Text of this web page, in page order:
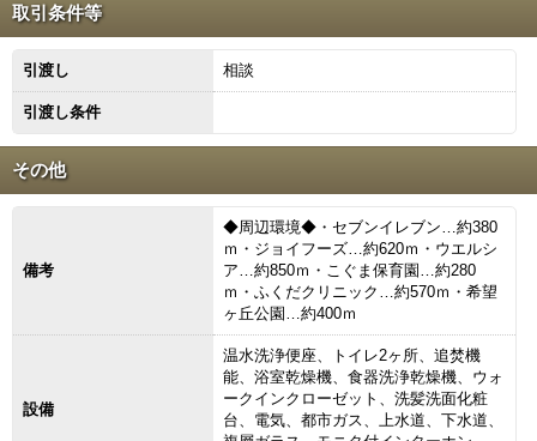
取引条件等
引渡し 相談
引渡し条件
その他
備考
◆周辺環境◆・セブンイレブン…約380
ｍ・ジョイフーズ…約620ｍ・ウエルシ
ア…約850ｍ・こぐま保育園…約280
ｍ・ふくだクリニック…約570ｍ・希望
ヶ丘公園…約400ｍ
設備
温水洗浄便座、トイレ2ヶ所、追焚機
能、浴室乾燥機、食器洗浄乾燥機、ウォ
ークインクローゼット、洗髪洗面化粧
台、電気、都市ガス、上水道、下水道、